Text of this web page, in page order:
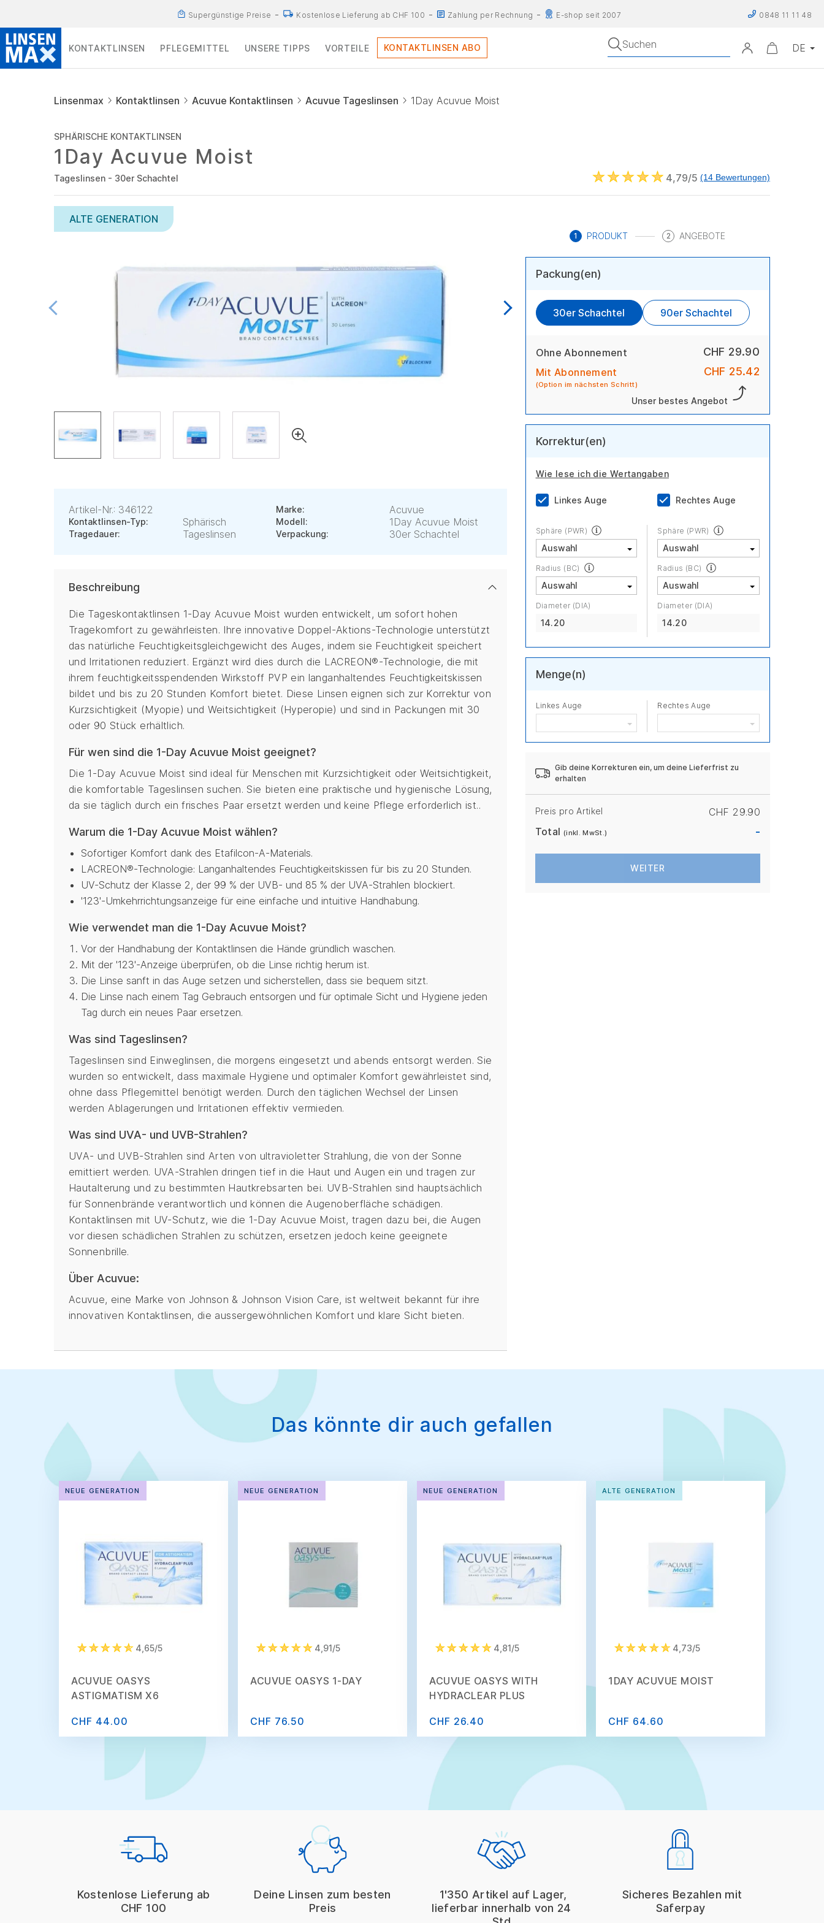
Supergünstige Preise Kostenlose Lieferung ab CHF 100 Zahlung per Rechnung E-shop seit 2007 0848 11 11 48
KONTAKTLINSEN PFLEGEMITTEL UNSERE TIPPS VORTEILE KONTAKTLINSEN ABO Suchen
Linsenmax Kontaktlinsen Acuvue Kontaktlinsen Acuvue Tageslinsen 1Day Acuvue Moist
SPHÄRISCHE KONTAKTLINSEN
1Day Acuvue Moist
Tageslinsen - 30er Schachtel 4,79/5 (14 Bewertungen)
ALTE GENERATION
1 PRODUKT 2 ANGEBOTE
Packung(en)
30er Schachtel 90er Schachtel
Ohne Abonnement CHF 29.90
Mit Abonnement
(Option im nächsten Schritt)
CHF 25.42
Unser bestes Angebot
Korrektur(en)
Wie lese ich die Wertangaben
Linkes Auge Rechtes Auge
Sphäre (PWR)
Radius (BC)
Diameter (DIA)
14.20
Sphäre (PWR)
Radius (BC)
Diameter (DIA)
14.20
Menge(n)
Linkes Auge Rechtes Auge
Gib deine Korrekturen ein, um deine Lieferfrist zu
erhalten
Preis pro Artikel
CHF 29.90
Total (inkl. MwSt.) -
WEITER
Artikel-Nr.: 346122 Marke: Acuvue
Kontaktlinsen-Typ: Sphärisch Modell: 1Day Acuvue Moist
Tragedauer: Tageslinsen Verpackung: 30er Schachtel
Beschreibung
Die Tageskontaktlinsen 1-Day Acuvue Moist wurden entwickelt, um sofort hohen
Tragekomfort zu gewährleisten. Ihre innovative Doppel-Aktions-Technologie unterstützt
das natürliche Feuchtigkeitsgleichgewicht des Auges, indem sie Feuchtigkeit speichert
und Irritationen reduziert. Ergänzt wird dies durch die LACREON®-Technologie, die mit
ihrem feuchtigkeitsspendenden Wirkstoff PVP ein langanhaltendes Feuchtigkeitskissen
bildet und bis zu 20 Stunden Komfort bietet. Diese Linsen eignen sich zur Korrektur von
Kurzsichtigkeit (Myopie) und Weitsichtigkeit (Hyperopie) und sind in Packungen mit 30
oder 90 Stück erhältlich.
Für wen sind die 1-Day Acuvue Moist geeignet?
Die 1-Day Acuvue Moist sind ideal für Menschen mit Kurzsichtigkeit oder Weitsichtigkeit,
die komfortable Tageslinsen suchen. Sie bieten eine praktische und hygienische Lösung,
da sie täglich durch ein frisches Paar ersetzt werden und keine Pflege erforderlich ist..
Warum die 1-Day Acuvue Moist wählen?
Sofortiger Komfort dank des Etafilcon-A-Materials.
LACREON®-Technologie: Langanhaltendes Feuchtigkeitskissen für bis zu 20 Stunden.
UV-Schutz der Klasse 2, der 99 % der UVB- und 85 % der UVA-Strahlen blockiert.
'123'-Umkehrrichtungsanzeige für eine einfache und intuitive Handhabung.
Wie verwendet man die 1-Day Acuvue Moist?
Vor der Handhabung der Kontaktlinsen die Hände gründlich waschen.
Mit der '123'-Anzeige überprüfen, ob die Linse richtig herum ist.
Die Linse sanft in das Auge setzen und sicherstellen, dass sie bequem sitzt.
Die Linse nach einem Tag Gebrauch entsorgen und für optimale Sicht und Hygiene jeden
Tag durch ein neues Paar ersetzen.
Was sind Tageslinsen?
Tageslinsen sind Einweglinsen, die morgens eingesetzt und abends entsorgt werden. Sie
wurden so entwickelt, dass maximale Hygiene und optimaler Komfort gewährleistet sind,
ohne dass Pflegemittel benötigt werden. Durch den täglichen Wechsel der Linsen
werden Ablagerungen und Irritationen effektiv vermieden.
Was sind UVA- und UVB-Strahlen?
UVA- und UVB-Strahlen sind Arten von ultravioletter Strahlung, die von der Sonne
emittiert werden. UVA-Strahlen dringen tief in die Haut und Augen ein und tragen zur
Hautalterung und zu bestimmten Hautkrebsarten bei. UVB-Strahlen sind hauptsächlich
für Sonnenbrände verantwortlich und können die Augenoberfläche schädigen.
Kontaktlinsen mit UV-Schutz, wie die 1-Day Acuvue Moist, tragen dazu bei, die Augen
vor diesen schädlichen Strahlen zu schützen, ersetzen jedoch keine geeignete
Sonnenbrille.
Über Acuvue:
Acuvue, eine Marke von Johnson & Johnson Vision Care, ist weltweit bekannt für ihre
innovativen Kontaktlinsen, die aussergewöhnlichen Komfort und klare Sicht bieten.
Das könnte dir auch gefallen
NEUE GENERATION
4,65/5
ACUVUE OASYS
ASTIGMATISM X6
CHF 44.00
NEUE GENERATION
4,91/5
ACUVUE OASYS 1-DAY
CHF 76.50
NEUE GENERATION
4,81/5
ACUVUE OASYS WITH
HYDRACLEAR PLUS
CHF 26.40
ALTE GENERATION
4,73/5
1DAY ACUVUE MOIST
CHF 64.60
Kostenlose Lieferung ab
CHF 100
Deine Linsen zum besten
Preis
1'350 Artikel auf Lager,
lieferbar innerhalb von 24
Sicheres Bezahlen mit
Saferpay